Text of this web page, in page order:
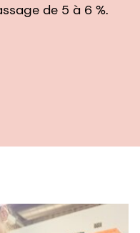
de 5 à 6 %.